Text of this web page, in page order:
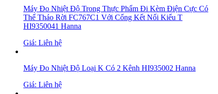
Máy Đo Nhiệt Độ Trong Thực Phẩm Đi Kèm Điện Cực Có
Thể Tháo Rời FC767C1 Với Cổng Kết Nối Kiểu T
HI9350041 Hanna
Giá: Liên hệ
Máy Đo Nhiệt Độ Loại K Có 2 Kênh HI935002 Hanna
Giá: Liên hệ